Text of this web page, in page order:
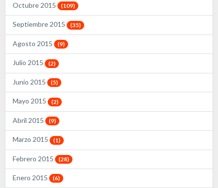
Octubre 2015 (109)
Septiembre 2015 (35)
Agosto 2015 (9)
Julio 2015 (2)
Junio 2015 (5)
Mayo 2015 (2)
Abril 2015 (9)
Marzo 2015 (1)
Febrero 2015 (28)
Enero 2015 (6)